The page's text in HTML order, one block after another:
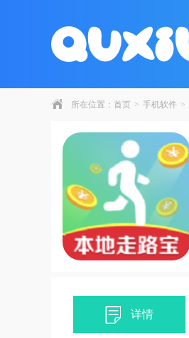
所在位置： 首页 > 手机软件 >
详情